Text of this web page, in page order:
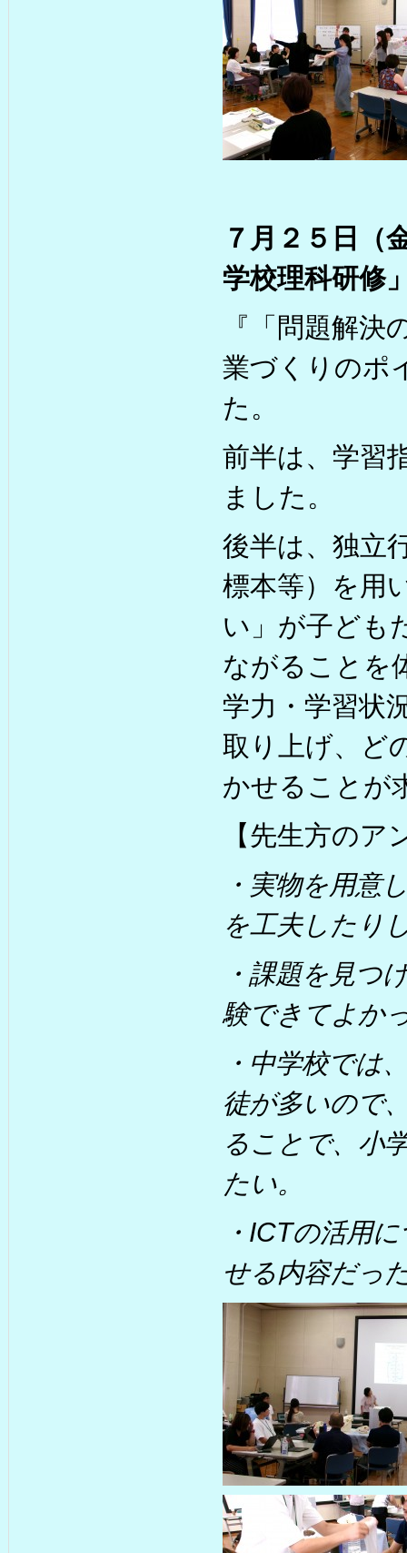
７月２５日（
学校理科研修
『「問題解
業づくりのポ
た。
前半は、学習
ました。
後半は、独立
標本等）を用
い」が子ども
ながることを
学力・学習状
取り上げ、ど
かせることが
【先生方の
・実物を用意
を工夫したり
・課題を見つ
験できてよか
・中学校では
徒が多いので
ることで、小
たい。
・ICTの活用
せる内容だっ